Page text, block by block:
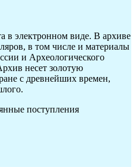
в электронном виде. В архиве
в том числе и материалы
и Археологического
несет золотую
с древнейших времен,
поступления